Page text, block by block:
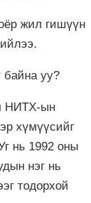
жил гишүүн
байна уу?
НИТХ-ын
хүмүүсийг
нь 1992 оны
нэг нь
тодорхой